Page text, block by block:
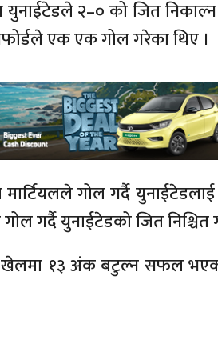
युनाईटेडले २–० को जित
एक एक गोल गरेका थिए ।
गोल गर्दै युनाईटेडलाई
गर्दै युनाईटेडको जित निश्चित
१३ अंक बटुल्न सफल